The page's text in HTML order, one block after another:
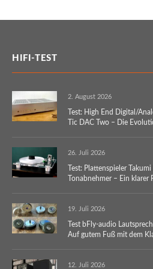
HIFI-TEST
2. August 2026
Test: High End Digital/
Tic DAC Two – Die
26. Juli 2026
Test: Plattenspieler
Tonabnehmer – Ein klarer
19. Juli 2026
Test bFly-audio
Auf gutem Fuß mit dem
12. Juli 2026